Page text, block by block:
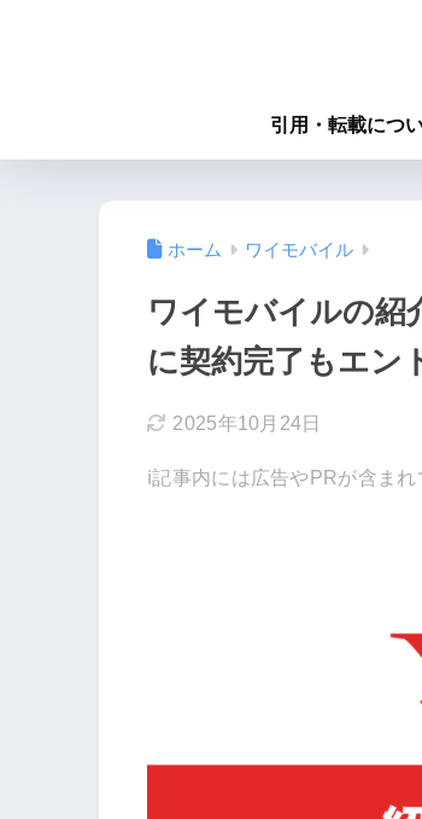
引用・転載につ
ホーム ワイモバイル
ワイモバイルの紹
に契約完了もエン
2025年10月24日
ℹ︎記事内には広告やPRが含まれ